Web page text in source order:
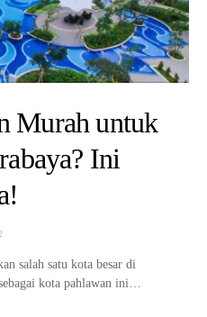
Murah untuk
Ini
salah satu kota besar di
kota pahlawan ini…